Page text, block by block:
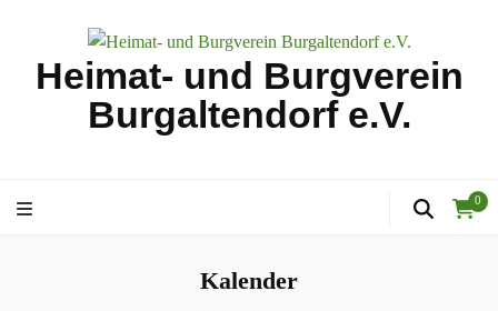
Heimat- und Burgverein
Burgaltendorf e.V.
0
Kalender